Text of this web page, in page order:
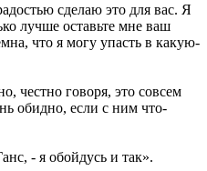
сделаю это для вас. Я
лучше оставьте мне ваш
что я могу упасть в какую-
честно говоря, это совсем
обидно, если с ним что-
- я обойдусь и так».